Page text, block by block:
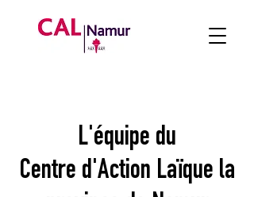
L'équipe du
Centre d'Action Laïque la